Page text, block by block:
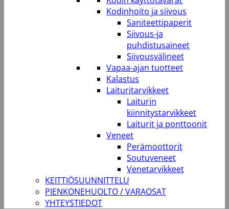
Kodinhoito ja siivous
Saniteettipaperit
Siivous-ja
puhdistusaineet
Siivousvälineet
Vapaa-ajan tuotteet
Kalastus
Laituritarvikkeet
Laiturin
kiinnitystarvikkeet
Laiturit ja ponttoonit
Veneet
Perämoottorit
Soutuveneet
Venetarvikkeet
KEITTIÖSUUNNITTELU
PIENKONEHUOLTO / VARAOSAT
YHTEYSTIEDOT